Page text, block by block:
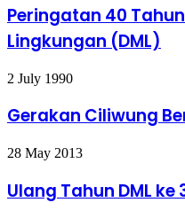
Tahun
Yayasan
Dana
Mitra
Lingkungan
(DML)
Peringatan 40
Lingkungan (DML)
Gerakan
Bersih
2 July 1990
Gerakan Ciliwung
Ulang
DML
ke
28 May 2013
Ulang Tahun DML ke